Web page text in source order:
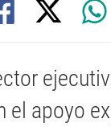
el apoyo